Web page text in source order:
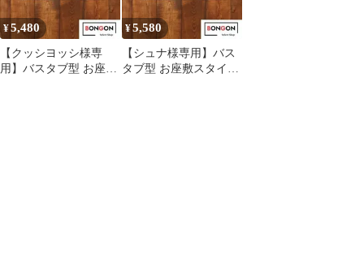
¥5,480
【クッシヨッシ様専
用】バスタブ型 お座敷
¥5,580
【シュナ様専用】バス
タブ型 お座敷スタイル